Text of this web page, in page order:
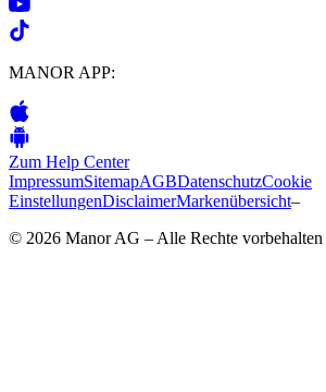
MANOR APP:
Zum Help Center
ImpressumSitemapAGBDatenschutzCookie
EinstellungenDisclaimerMarkenübersicht–
© 2026 Manor AG – Alle Rechte